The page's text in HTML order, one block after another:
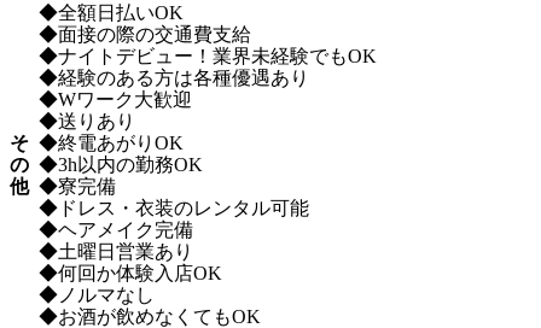
そ
の
他
◆全額日払いOK
◆面接の際の交通費支給
◆ナイトデビュー！業界未経験でもOK
◆経験のある方は各種優遇あり
◆Wワーク大歓迎
◆送りあり
◆終電あがりOK
◆3h以内の勤務OK
◆寮完備
◆ドレス・衣装のレンタル可能
◆ヘアメイク完備
◆土曜日営業あり
◆何回か体験入店OK
◆ノルマなし
◆お酒が飲めなくてもOK